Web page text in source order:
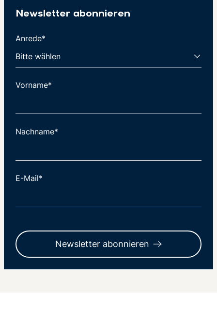
Newsletter abonnieren
Anrede*
Vorname*
Nachname*
E-Mail*
Newsletter abonnieren